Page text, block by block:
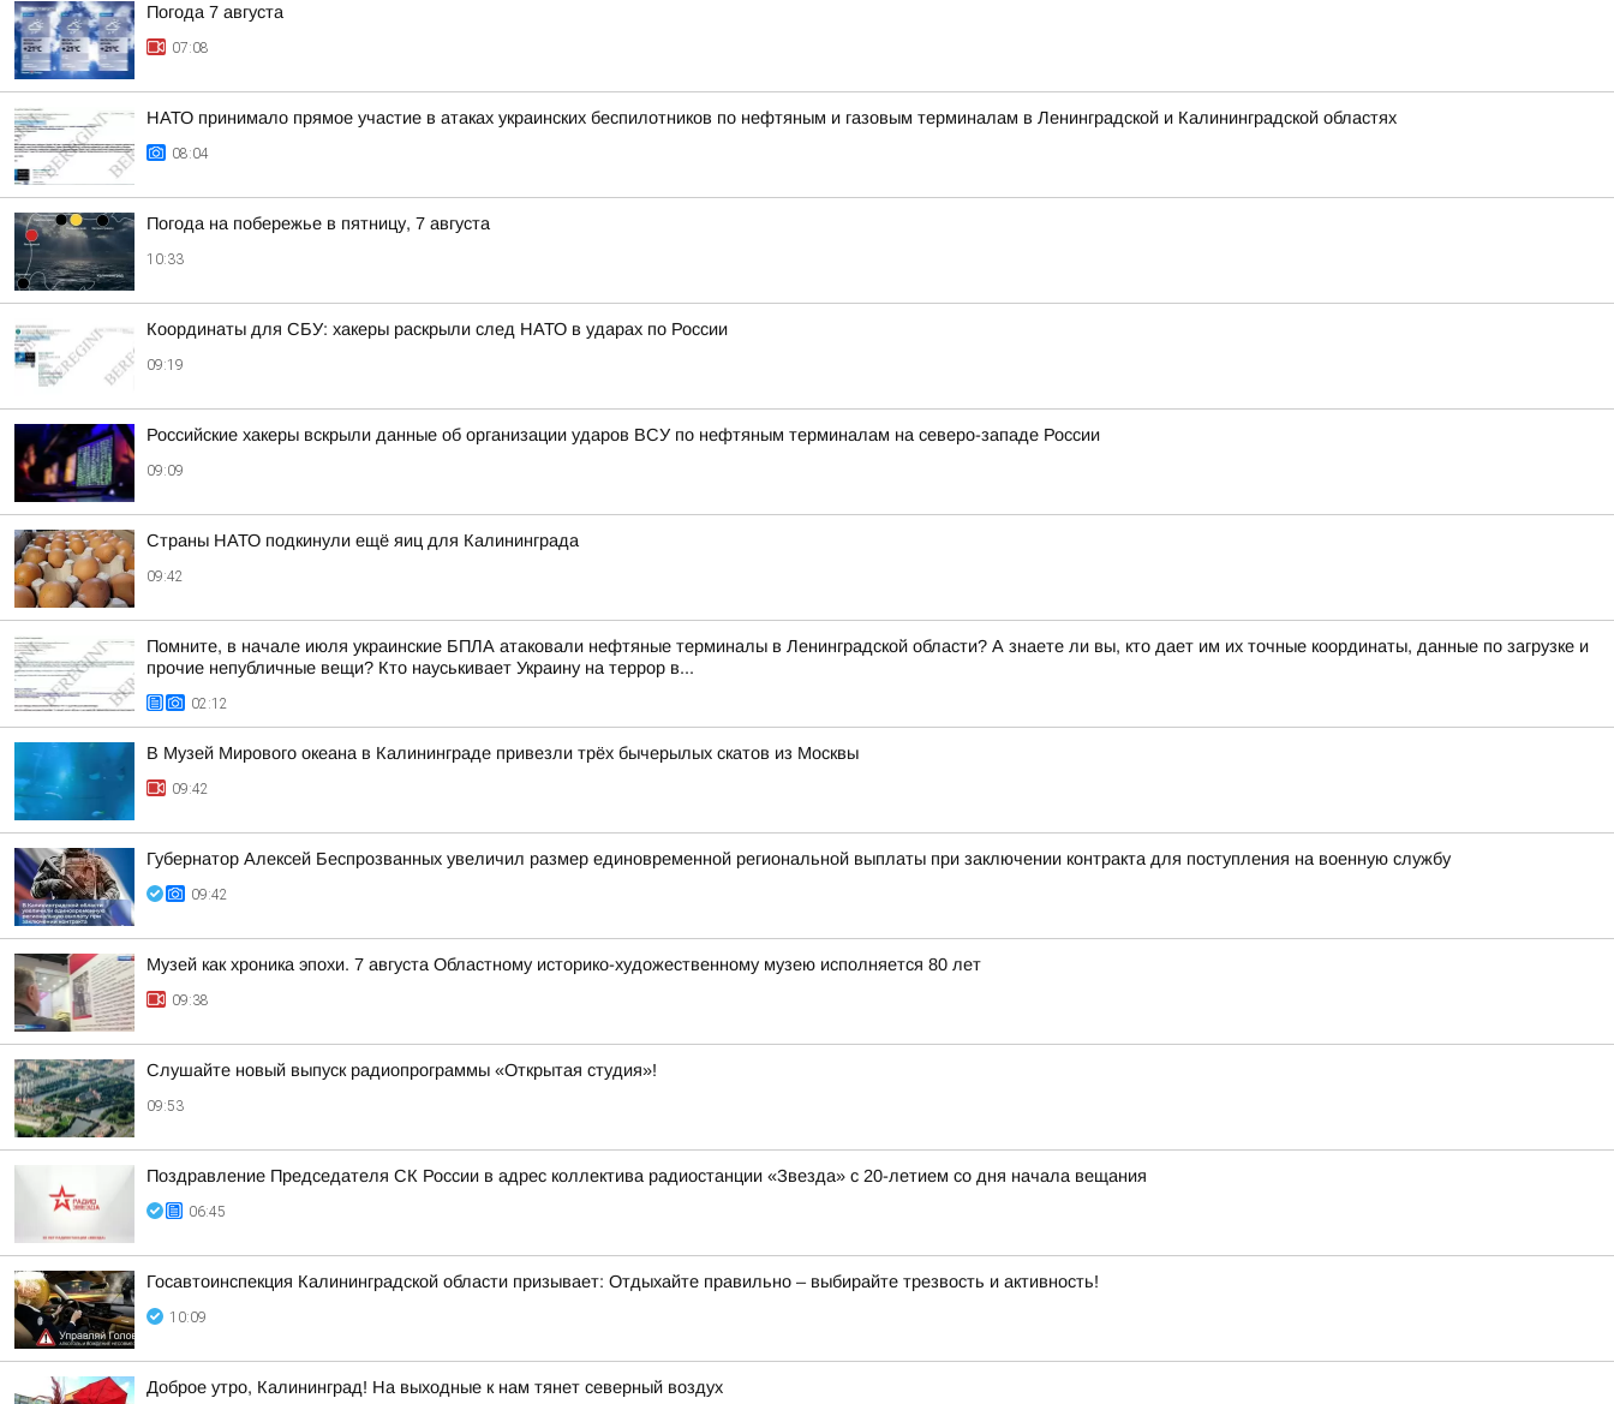
Погода 7 августа
07:08
НАТО принимало прямое участие в атаках украинских беспилотников по нефтяным и газовым терминалам в Ленинградской и Калининградской областях
08:04
Погода на побережье в пятницу, 7 августа
10:33
Координаты для СБУ: хакеры раскрыли след НАТО в ударах по России
09:19
Российские хакеры вскрыли данные об организации ударов ВСУ по нефтяным терминалам на северо-западе России
09:09
Страны НАТО подкинули ещё яиц для Калининграда
09:42
Помните, в начале июля украинские БПЛА атаковали нефтяные терминалы в Ленинградской области? А знаете ли вы, кто дает им их точные координаты, данные по загрузке и
прочие непубличные вещи? Кто науськивает Украину на террор в...
02:12
В Музей Мирового океана в Калининграде привезли трёх бычерылых скатов из Москвы
09:42
Губернатор Алексей Беспрозванных увеличил размер единовременной региональной выплаты при заключении контракта для поступления на военную службу
09:42
Музей как хроника эпохи. 7 августа Областному историко-художественному музею исполняется 80 лет
09:38
Слушайте новый выпуск радиопрограммы «Открытая студия»!
09:53
Поздравление Председателя СК России в адрес коллектива радиостанции «Звезда» с 20-летием со дня начала вещания
06:45
Госавтоинспекция Калининградской области призывает: Отдыхайте правильно – выбирайте трезвость и активность!
10:09
Доброе утро, Калининград! На выходные к нам тянет северный воздух